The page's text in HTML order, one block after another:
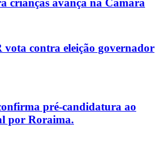
crianças avança na Câmara
contra eleição governador
pré-candidatura ao
por Roraima.